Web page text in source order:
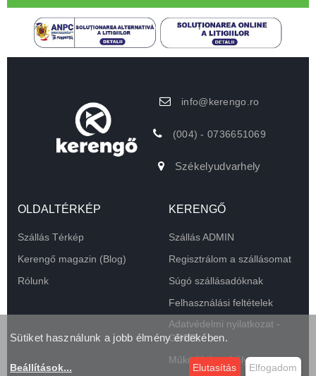
info@kerengo.ro
(004) - 0736651069
Székelyudvarhely
OLDALTÉRKÉP
Szállás Térkép
Kerengő magazin (Blog)
Rólunk
KERENGŐ
Szállás ADMIN
Regisztrálom a szállásomat
Súgó szállásadóknak
Felhasználási feltételek
Adatvédelmi nyilatkozat -
GDPR
Működési szabályzat
Sütiket használunk a jobb élmény érdekében.
Beállítások... Elutasítás Elfogadom